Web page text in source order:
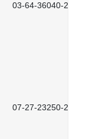
03-64-36040-2601
07-27-23250-2601